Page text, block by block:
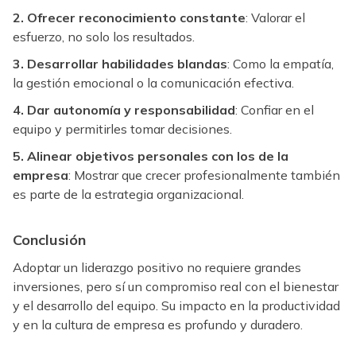
2. Ofrecer reconocimiento constante: Valorar el
esfuerzo, no solo los resultados.
3. Desarrollar habilidades blandas: Como la empatía,
la gestión emocional o la comunicación efectiva.
4. Dar autonomía y responsabilidad: Confiar en el
equipo y permitirles tomar decisiones.
5. Alinear objetivos personales con los de la
empresa: Mostrar que crecer profesionalmente también
es parte de la estrategia organizacional.
Conclusión
Adoptar un liderazgo positivo no requiere grandes
inversiones, pero sí un compromiso real con el bienestar
y el desarrollo del equipo. Su impacto en la productividad
y en la cultura de empresa es profundo y duradero.